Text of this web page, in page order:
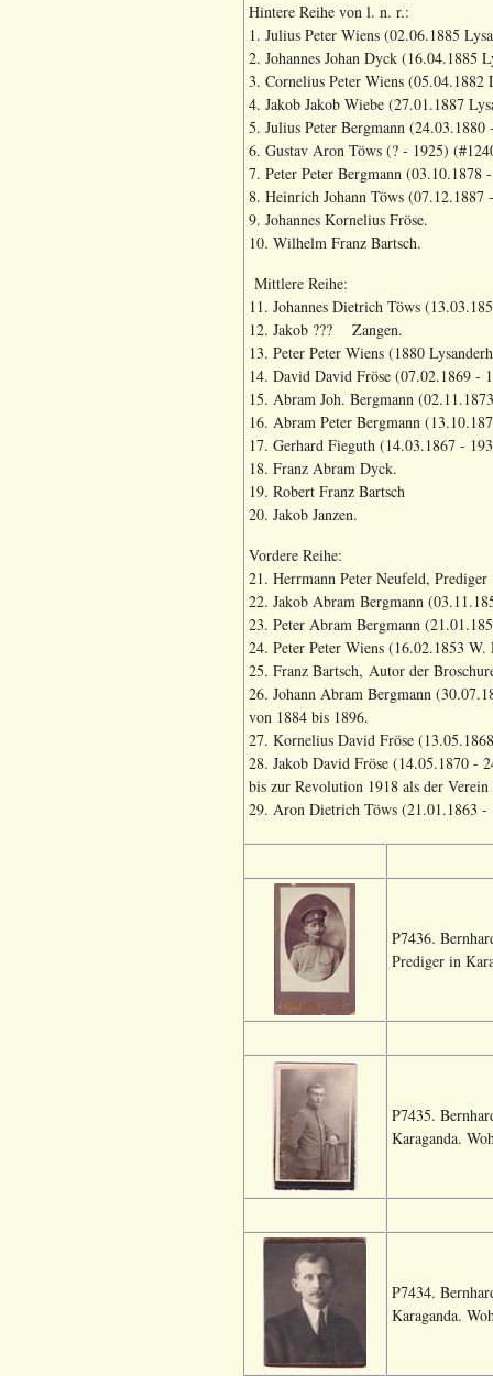
Hintere Reihe von l. n. r.:
1. Julius Peter Wiens
2. Johannes Johan Dyck (16.04.1885
3. Cornelius Peter Wiens (05.04.1882
4. Jakob Jakob Wiebe (27.01.1887
5. Julius Peter Bergmann
6. Gustav Aron Töws (? - 1925)
7. Peter Peter Bergmann (03.10.1878
8. Heinrich Johann Töws (07.12.1887
9. Johannes Kornelius Fröse.
10. Wilhelm Franz Bartsch.
Mittlere Reihe:
11. Johannes Dietrich Töws
12. Jakob ??? Zangen.
13. Peter Peter Wiens (1880
14. David David Fröse (07.02.1869 -
15. Abram Joh. Bergmann
16. Abram Peter Bergmann
17. Gerhard Fieguth (14.03.1867 -
18. Franz Abram Dyck.
19. Robert Franz Bartsch
20. Jakob Janzen.
Vordere Reihe:
21. Herrmann Peter Neufeld, Prediger
22. Jakob Abram Bergmann
23. Peter Abram Bergmann
24. Peter Peter Wiens (16.02.1853
25. Franz Bartsch, Autor der
26. Johann Abram Bergmann
von 1884 bis 1896.
27. Kornelius David Fröse
28. Jakob David Fröse (14.05.1870 -
bis zur Revolution 1918 als der
29. Aron Dietrich Töws (21.01.1863
P7436.
Prediger in
P7435.
Karaganda.
P7434.
Karaganda.